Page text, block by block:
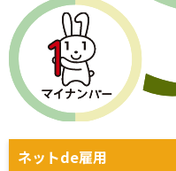
ネットde雇用